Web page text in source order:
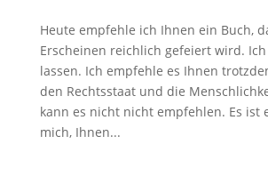
Heute empfehle ich Ihnen ein Buch,
Erscheinen reichlich gefeiert wird.
lassen. Ich empfehle es Ihnen
den Rechtsstaat und die
kann es nicht nicht empfehlen. Es ist
mich, Ihnen...